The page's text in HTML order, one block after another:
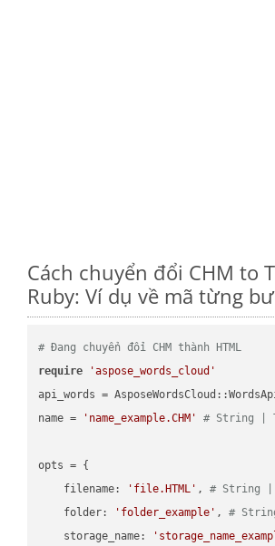
Cách chuyển đổi CHM to
Ruby: Ví dụ về mã từng
# Đang chuyển đổi CHM thành HTML
require
'aspose_words_cloud'
api_words =
name =
'name_example.CHM' # String |
opts = {
    filename:
'file.HTML' , # String |
    folder:
'folder_example' , #
    storage_name: